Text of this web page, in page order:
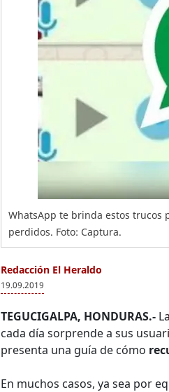
WhatsApp te brinda estos trucos
perdidos. Foto: Captura.
Redacción El Heraldo
19.09.2019
TEGUCIGALPA, HONDURAS.-
cada día sorprende a sus
presenta una guía de cómo
En muchos casos, ya sea por